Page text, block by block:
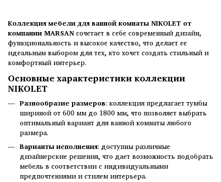
Коллекция мебели для ванной комнаты NIKOLET от
компании MARSANсочетает в себе современный дизайн,
функциональность и высокое качество, что делает ее
идеальным выбором для тех, кто хочет создать стильный и
комфортный интерьер.
Основные характеристики коллекции
NIKOLET
Разнообразие размеров: коллекция предлагает тумбы
шириной от 600 мм до 1800 мм, что позволяет выбрать
оптимальный вариант для ванной комнаты любого
размера.
Варианты исполнения: доступны различные
дизайнерские решения, что дает возможность подобрать
мебель в соответствии с индивидуальными
предпочтениями и стилем интерьера.